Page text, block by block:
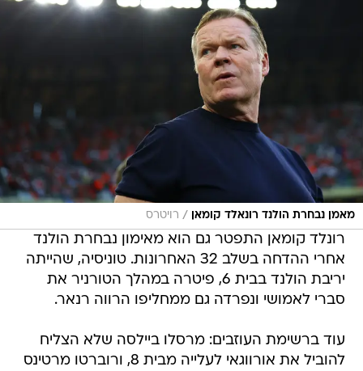
מאמן נבחרת הולנד רונאלד קומאן / רויטרס
רונלד קומאן התפטר גם הוא מאימון נבחרת הולנד
אחרי ההדחה בשלב 32 האחרונות. טוניסיה, שהייתה
יריבת הולנד בבית 6, פיטרה במהלך הטורניר את
סברי לאמושי ונפרדה גם ממחליפו הרווה רנאר.
עוד ברשימת העוזבים: מרסלו ביילסה שלא הצליח
להוביל את אורווגאי לעלייה מבית 8, ורוברטו מרטינס